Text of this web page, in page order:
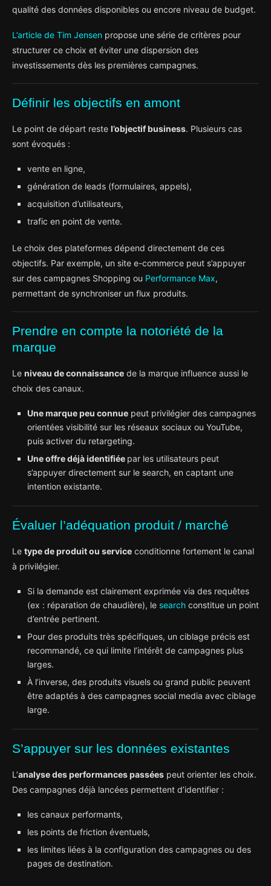
qualité des données disponibles ou encore niveau de budget.
L’article de Tim Jensen propose une série de critères pour
structurer ce choix et éviter une dispersion des
investissements dès les premières campagnes.
Définir les objectifs en amont
Le point de départ reste l’objectif business. Plusieurs cas
sont évoqués :
vente en ligne,
génération de leads (formulaires, appels),
acquisition d’utilisateurs,
trafic en point de vente.
Le choix des plateformes dépend directement de ces
objectifs. Par exemple, un site e-commerce peut s’appuyer
sur des campagnes Shopping ou Performance Max,
permettant de synchroniser un flux produits.
Prendre en compte la notoriété de la
marque
Le niveau de connaissance de la marque influence aussi le
choix des canaux.
Une marque peu connue peut privilégier des campagnes
orientées visibilité sur les réseaux sociaux ou YouTube,
puis activer du retargeting.
Une offre déjà identifiée par les utilisateurs peut
s’appuyer directement sur le search, en captant une
intention existante.
Évaluer l’adéquation produit / marché
Le type de produit ou service conditionne fortement le canal
à privilégier.
Si la demande est clairement exprimée via des requêtes
(ex : réparation de chaudière), le search constitue un point
d’entrée pertinent.
Pour des produits très spécifiques, un ciblage précis est
recommandé, ce qui limite l’intérêt de campagnes plus
larges.
À l’inverse, des produits visuels ou grand public peuvent
être adaptés à des campagnes social media avec ciblage
large.
S’appuyer sur les données existantes
L’analyse des performances passées peut orienter les choix.
Des campagnes déjà lancées permettent d’identifier :
les canaux performants,
les points de friction éventuels,
les limites liées à la configuration des campagnes ou des
pages de destination.